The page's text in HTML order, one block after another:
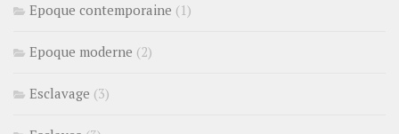
Epoque contemporaine (1)
Epoque moderne (2)
Esclavage (3)